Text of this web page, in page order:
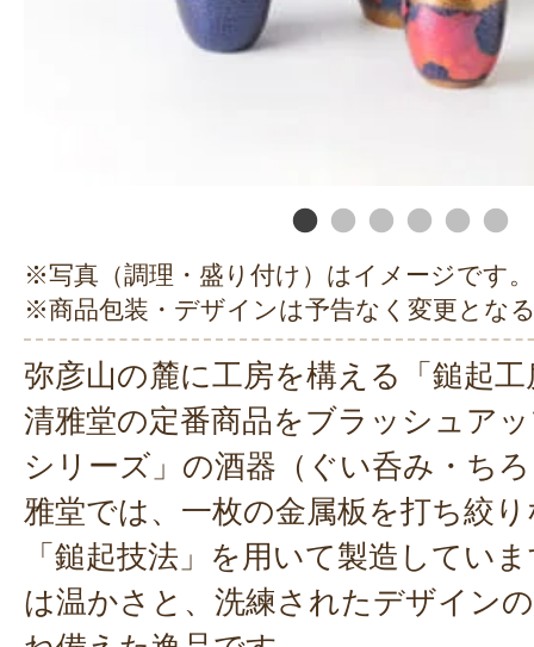
※写真（調理・盛り付け）はイメージです。
※商品包装・デザインは予告なく変更とな
弥彦山の麓に工房を構える「鎚起
清雅堂の定番商品をブラッシュア
シリーズ」の酒器（ぐい呑み・ち
雅堂では、一枚の金属板を打ち絞
「鎚起技法」を用いて製造してい
は温かさと、洗練されたデザイン